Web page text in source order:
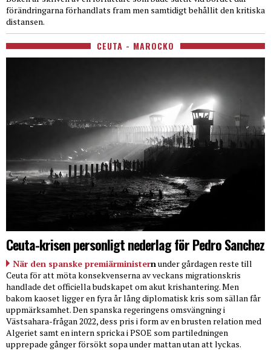
förändringarna förhandlats fram men samtidigt behållit den kritiska
distansen.
CEUTA - MAROCKO
Ceuta-krisen personligt nederlag för Pedro Sanchez
När den spanske premiärministernunder gårdagen reste till
Ceuta för att möta konsekvenserna av veckans migrationskris
handlade det officiella budskapet om akut krishantering. Men
bakom kaoset ligger en fyra år lång diplomatisk kris som sällan får
uppmärksamhet. Den spanska regeringens omsvängning i
Västsahara-frågan 2022, dess pris i form av en brusten relation med
Algeriet samt en intern spricka i PSOE som partiledningen
upprepade gånger försökt sopa under mattan utan att lyckas.